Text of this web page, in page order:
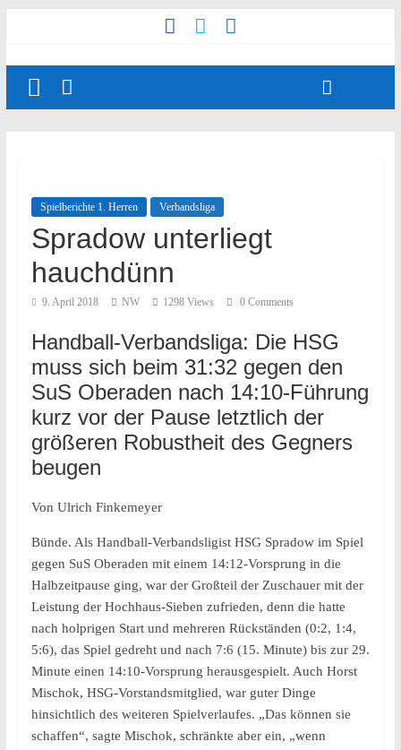
Spielberichte 1. Herren Verbandsliga
Spradow unterliegt
hauchdünn
9. April 2018 NW 1298 Views 0 Comments
Handball-Verbandsliga: Die HSG
muss sich beim 31:32 gegen den
SuS Oberaden nach 14:10-Führung
kurz vor der Pause letztlich der
größeren Robustheit des Gegners
beugen
Von Ulrich Finkemeyer
Bünde. Als Handball-Verbandsligist HSG Spradow im Spiel
gegen SuS Oberaden mit einem 14:12-Vorsprung in die
Halbzeitpause ging, war der Großteil der Zuschauer mit der
Leistung der Hochhaus-Sieben zufrieden, denn die hatte
nach holprigen Start und mehreren Rückständen (0:2, 1:4,
5:6), das Spiel gedreht und nach 7:6 (15. Minute) bis zur 29.
Minute einen 14:10-Vorsprung herausgespielt. Auch Horst
Mischok, HSG-Vorstandsmitglied, war guter Dinge
hinsichtlich des weiteren Spielverlaufes. „Das können sie
schaffen“, sagte Mischok, schränkte aber ein, „wenn